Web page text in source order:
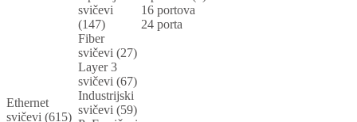
Ethernet
svičevi (615)
svičevi
(147)
16 portova
24 porta
Fiber
svičevi (27)
Layer 3
svičevi (67)
Industrijski
svičevi (59)